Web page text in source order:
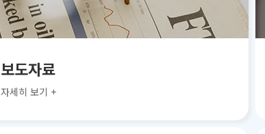
보도자료
자세히 보기 +